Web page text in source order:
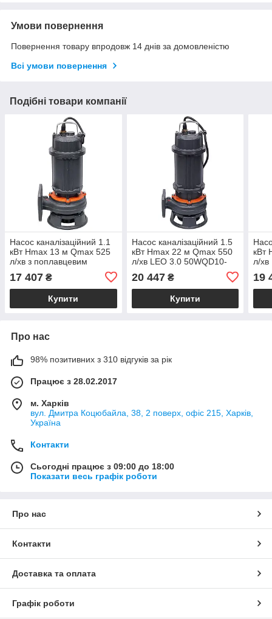
Умови повернення
Повернення товару впродовж 14 днів за домовленістю
Всі умови повернення
Подібні товари компанії
Насос каналізаційний 1.1
кВт Hmax 13 м Qmax 525
л/хв з поплавцевим
65WQD15-10-1.1A
(773832)
17 407 ₴
Купити
Насос каналізаційний 1.5
кВт Hmax 22 м Qmax 550
л/хв LEO 3.0 50WQD10-
20 447₴
Купити
кВт
л/
19
Про нас
98% позитивних з 310 відгуків за рік
Працює з 28.02.2017
м. Харків
вул. Дмитра Коцюбайла, 38, 2 поверх, офіс 215, Харків,
Україна
Контакти
Сьогодні працює з 09:00 до 18:00
Показати весь графік роботи
Про нас
Контакти
Доставка та оплата
Графік роботи